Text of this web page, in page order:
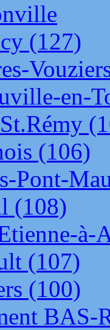
(127)
en-
(106)
Pont-
(108)
à-
(107)
(100)
BAS-